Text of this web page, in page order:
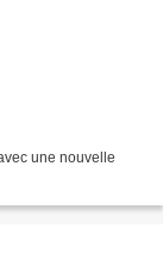
une nouvelle